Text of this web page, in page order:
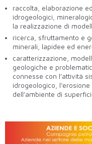
raccolta, elaborazione
idrogeologici,
la realizzazione di
ricerca, sfruttamento e
minerali, lapidee ed
caratterizzazione,
geologiche e
connesse con l’attività
idrogeologico,
dell’ambiente di